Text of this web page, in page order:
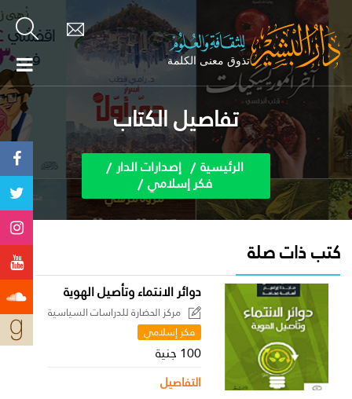
تفاصيل الكتاب
الرئيسية إصدارات الدار
فكر إسلامي
كتب ذات صلة
دوائر الانتماء وتأصيل الهوية
مركز الحضارة للدراسات السياسية
فكر إسلامي
100 جنية
التفاصيل